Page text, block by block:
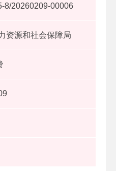
8/20260209-00006
资源和社会保障局